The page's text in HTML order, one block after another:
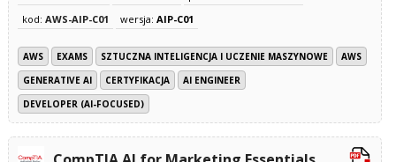
kod: AWS-AIP-C01 wersja: AIP-C01
AWS EXAMS SZTUCZNA INTELIGENCJA I UCZENIE MASZYNOWE
AWS
GENERATIVE AI
CERTYFIKACJA
AI ENGINEER
DEVELOPER (AI-FOCUSED)